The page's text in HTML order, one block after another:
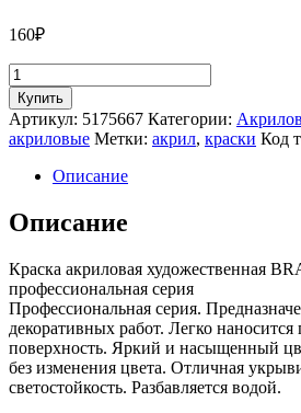
160₽
Количество
товара
Краска
акриловая
красная
темная
Brauberg
75
мл.
Купить
Артикул: 5175667 Категории:
акриловые Метки: акрил, краски Код
Описание
Описание
Краска акриловая художественная
профессиональная серия
Профессиональная серия.
декоративных работ. Легко
поверхность. Яркий и насыщенный
без изменения цвета. Отличная
светостойкость. Разбавляется водой.